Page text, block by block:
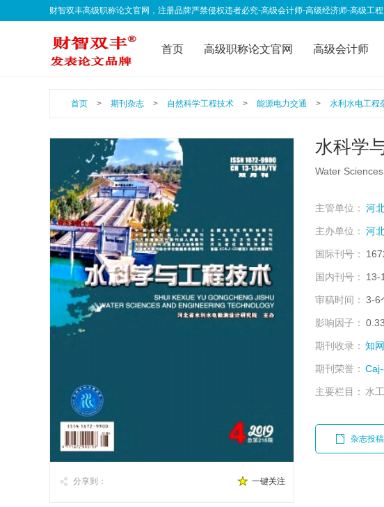
财智双丰高级职称论文官网，注册品牌严禁侵权违者必究-高级会计师-高级经济师-高级
首页 高级职称论文官网 高级会计师
联系我们 公告声明 职称资讯 我要
首页 > 期刊杂志 > 自然科学工程技术 > 能源电力交通 > 水利水电工程
分享到： 一键关注
水科学
Water
主管单位： 河
主办单位： 河北
国际刊号：
国内刊号： 13-
审稿时间： 3-6
影响因子：
期刊收录： 知
期刊荣誉：
主要栏目： 水
杂志投稿